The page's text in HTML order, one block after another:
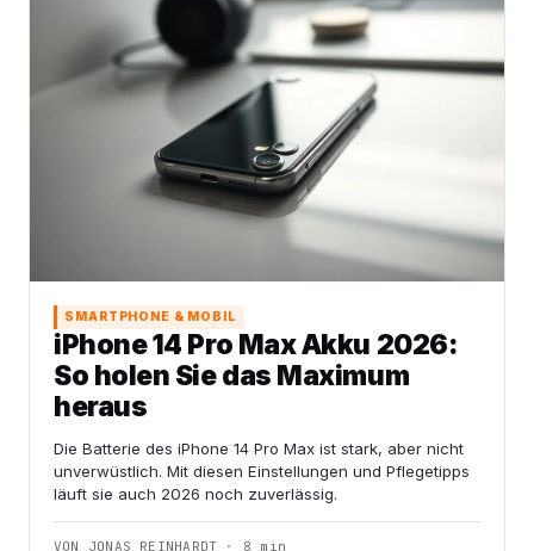
SMARTPHONE & MOBIL
iPhone 14 Pro Max Akku 2026:
So holen Sie das Maximum
heraus
Die Batterie des iPhone 14 Pro Max ist stark, aber nicht
unverwüstlich. Mit diesen Einstellungen und Pflegetipps
läuft sie auch 2026 noch zuverlässig.
VON JONAS REINHARDT · 8 min